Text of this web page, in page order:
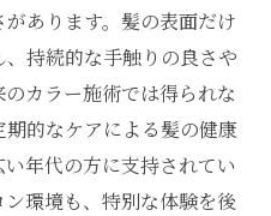
あります。髪の表面だけ
持続的な手触りの良さや
カラー施術では得られな
的なケアによる髪の健康
年代の方に支持されてい
環境も、特別な体験を後